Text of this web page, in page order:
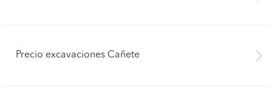
Precio excavaciones Cañete